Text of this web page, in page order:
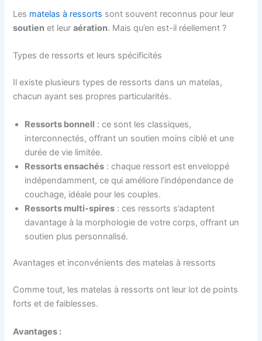
Les matelas à ressorts sont souvent reconnus pour leur
soutien et leuraération. Mais qu’en est-il réellement ?
Types de ressorts et leurs spécificités
Il existe plusieurs types de ressorts dans un matelas,
chacun ayant ses propres particularités.
Ressorts bonnell : ce sont les classiques,
interconnectés, offrant un soutien moins ciblé et une
durée de vie limitée.
Ressorts ensachés : chaque ressort est enveloppé
indépendamment, ce qui améliore l’indépendance de
couchage, idéale pour les couples.
Ressorts multi-spires : ces ressorts s’adaptent
davantage à la morphologie de votre corps, offrant un
soutien plus personnalisé.
Avantages et inconvénients des matelas à ressorts
Comme tout, les matelas à ressorts ont leur lot de points
forts et de faiblesses.
Avantages :